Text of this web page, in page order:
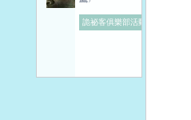
詭祕客俱樂部活動